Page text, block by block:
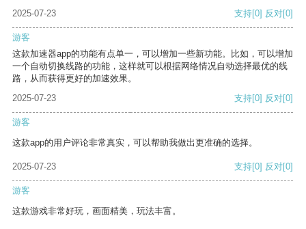
2025-07-23
支持[0] 反对[0]
游客
这款加速器app的功能有点单一，可以增加一些新功能。比如，可以增加
一个自动切换线路的功能，这样就可以根据网络情况自动选择最优的线
路，从而获得更好的加速效果。
2025-07-23
支持[0] 反对[0]
游客
这款app的用户评论非常真实，可以帮助我做出更准确的选择。
2025-07-23 支持[0] 反对[0]
游客
这款游戏非常好玩，画面精美，玩法丰富。